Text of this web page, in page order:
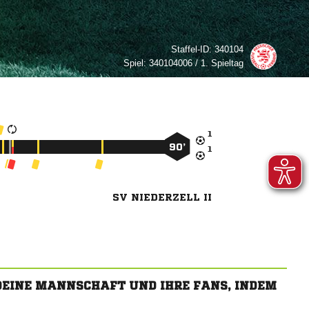
Staffel-ID:340104
Spiel:340104006 / 1. Spieltag


90’
SV NIEDERZELL II
MANNSCHAFT UND IHRE FANS, INDEM